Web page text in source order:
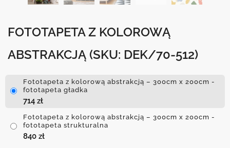
FOTOTAPETA Z KOLOROWĄ
ABSTRAKCJĄ (SKU: DEK/70-512)
Fototapeta z kolorową abstrakcją – 300cm x 200cm -
fototapeta gładka
714 zł
Fototapeta z kolorową abstrakcją – 300cm x 200cm -
fototapeta strukturalna
840 zł